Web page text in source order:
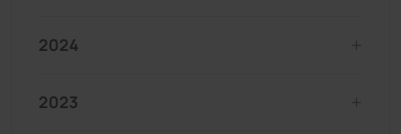
2024
2023